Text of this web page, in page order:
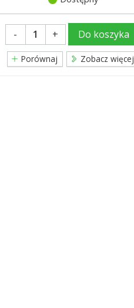
- + Do koszyka
Porównaj Zobacz więcej